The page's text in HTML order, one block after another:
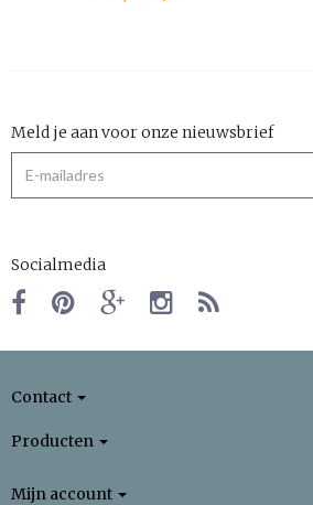
Meld je aan voor onze nieuwsbrief
Socialmedia
Contact
Producten
Mijn account